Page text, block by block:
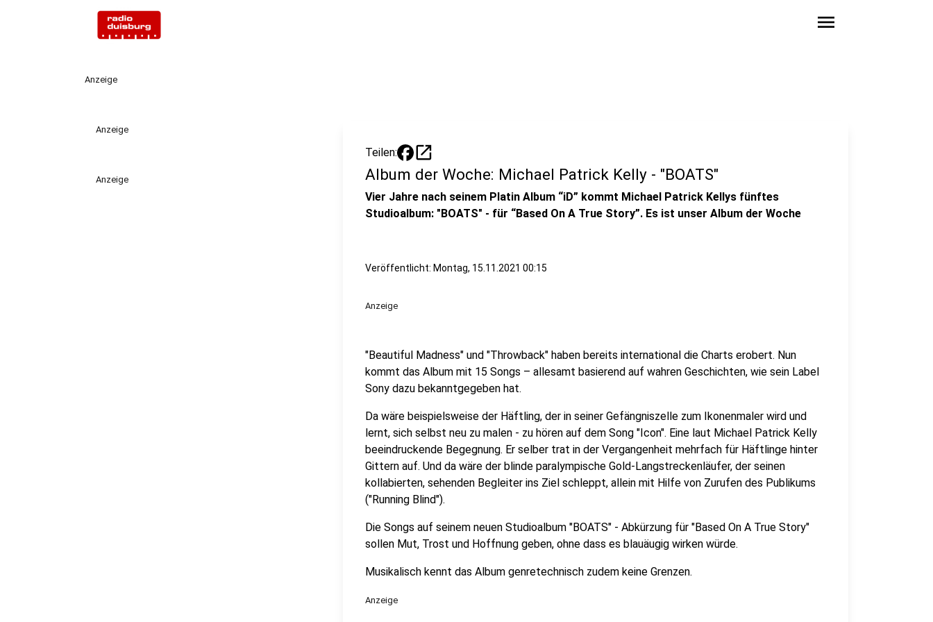
menu
Anzeige
Anzeige
Anzeige
Teilen: open_in_new
Album der Woche: Michael Patrick Kelly - "BOATS"
Vier Jahre nach seinem Platin Album “iD” kommt Michael Patrick Kellys fünftes
Studioalbum: "BOATS" - für “Based On A True Story”. Es ist unser Album der Woche
Veröffentlicht: Montag, 15.11.2021 00:15
Anzeige
"Beautiful Madness" und "Throwback" haben bereits international die Charts erobert. Nun
kommt das Album mit 15 Songs – allesamt basierend auf wahren Geschichten, wie sein Label
Sony dazu bekanntgegeben hat.
Da wäre beispielsweise der Häftling, der in seiner Gefängniszelle zum Ikonenmaler wird und
lernt, sich selbst neu zu malen - zu hören auf dem Song "Icon". Eine laut Michael Patrick Kelly
beeindruckende Begegnung. Er selber trat in der Vergangenheit mehrfach für Häftlinge hinter
Gittern auf. Und da wäre der blinde paralympische Gold-Langstreckenläufer, der seinen
kollabierten, sehenden Begleiter ins Ziel schleppt, allein mit Hilfe von Zurufen des Publikums
("Running Blind").
Die Songs auf seinem neuen Studioalbum "BOATS" - Abkürzung für "Based On A True Story"
sollen Mut, Trost und Hoffnung geben, ohne dass es blauäugig wirken würde.
Musikalisch kennt das Album genretechnisch zudem keine Grenzen.
Anzeige